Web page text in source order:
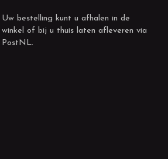
Uw bestelling kunt u afhalen in de
winkel of bij u thuis laten afleveren via
PostNL.